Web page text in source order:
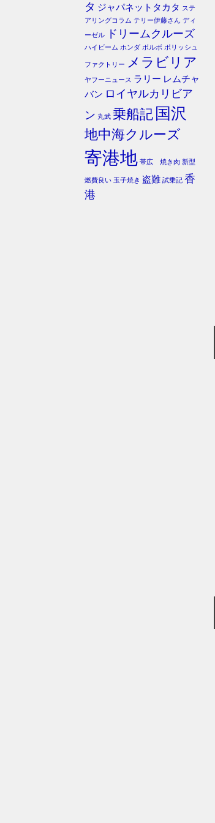
タ ジャパネットタカタ ステ
アリングコラム テリー伊藤さん ディ
ーゼル
ドリームクルーズ
ハイビーム ホンダ ボルボ ポリッシュ
ファクトリー メラビリア
ヤフーニュース ラリー レムチャ
バン ロイヤルカリビア
ン 丸武 乗船記 国沢
地中海クルーズ
寄港地 帯広 焼き肉 新型
燃費良い 玉子焼き 盗難 試乗記 香
港